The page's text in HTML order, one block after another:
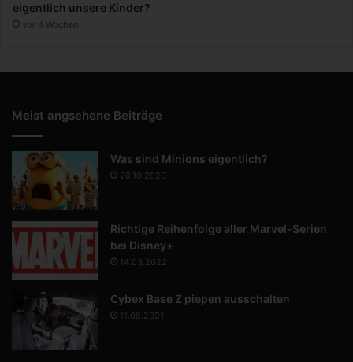
eigentlich unsere Kinder?
vor 4 Wochen
Meist angsehene Beiträge
Was sind Minions eigentlich?
20.10.2020
Richtige Reihenfolge aller Marvel-Serien
bei Disney+
14.03.2022
Cybex Base Z piepen ausschalten
11.08.2021